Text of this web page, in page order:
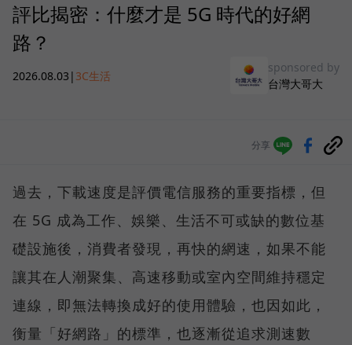
評比揭密：什麼才是 5G 時代的好網
路？
2026.08.03 | 3C生活
sponsored by
台灣大哥大
分享
過去，下載速度是評價電信服務的重要指標，但
在 5G 成為工作、娛樂、生活不可或缺的數位基
礎設施後，消費者發現，再快的網速，如果不能
讓其在人潮聚集、高速移動或室內空間維持穩定
連線，即無法轉換成好的使用體驗，也因如此，
衡量「好網路」的標準，也逐漸從追求測速數